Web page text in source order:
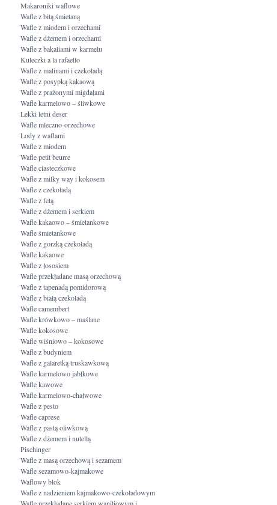
Makaroniki waflowe
Wafle z bitą śmietaną
Wafle z miodem i orzechami
Wafle z dżemem i orzechami
Wafle z bakaliami w karmelu
Kuleczki a la rafaello
Wafle z malinami i czekoladą
Wafle z posypką kakaową
Wafle z prażonymi migdałami
Wafle karmelowo – śliwkowe
Lekki letni deser
Wafle mleczno-orzechowe
Lody z waflami
Wafle z miodem
Wafle petit beurre
Wafle ciasteczkowe
Wafle z milky way i kokosem
Wafle z czekoladą
Wafle z fetą
Wafle z dżemem i serkiem
Wafle kakaowo – śmietankowe
Wafle śmietankowe
Wafle z gorzką czekoladą
Wafle kakaowe
Wafle z łososiem
Wafle przekładane masą orzechową
Wafle z tapenadą pomidorową
Wafle z białą czekoladą
Wafle camembert
Wafle krówkowo – maślane
Wafle kokosowe
Wafle wiśniowo – kokosowe
Wafle z budyniem
Wafle z galaretką truskawkową
Wafle karmelowo jabłkowe
Wafle kawowe
Wafle karmelowo-chałwowe
Wafle z pesto
Wafle caprese
Wafle z pastą oliwkową
Wafle z dżemem i nutellą
Pischinger
Wafle z masą orzechową i sezamem
Wafle sezamowo-kajmakowe
Waflowy blok
Wafle z nadzieniem kajmakowo-czekoladowym